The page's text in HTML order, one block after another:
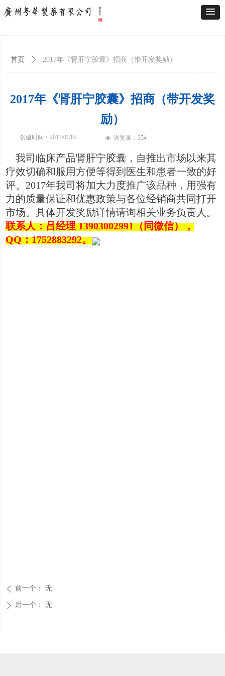
2017年《肾肝宁胶囊》招商（带开发奖
励）
我司临床产品肾肝宁胶囊，自推出市场以来其
疗效切确和服用方便等得到医生和患者一致的好
评。2017年我司将加大力度推广该品种，用强有
力的质量保证和优惠政策与各位经销商共同打开
市场。具体开发奖励详情请询相关业务负责人。
联系人：吕经理 13903002991（同微信），
QQ：1752883292。
首页 ꄲ 2017年《肾肝宁胶囊》招商（带开发奖励）
ꄴ 前一个： 无
ꄲ 后一个： 无
创建时间： 2017/01/02 넶 浏览量： 354